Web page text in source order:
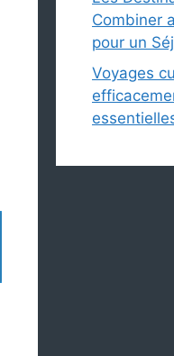
Combiner
pour un
Voyages